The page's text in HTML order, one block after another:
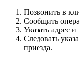
Позвонить в
Сообщить
Указать адрес
Следовать
приезда.